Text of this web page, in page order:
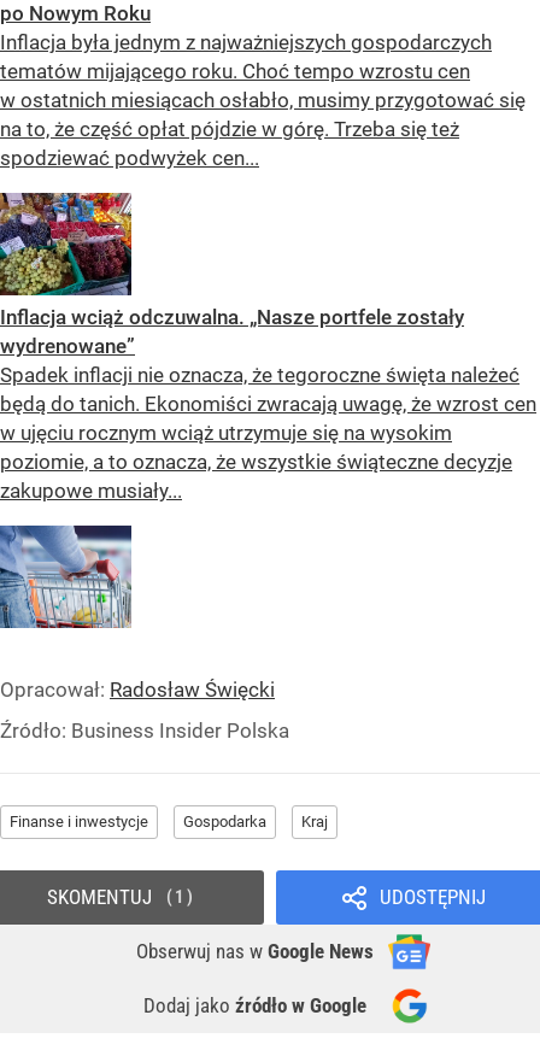
po Nowym Roku
Inflacja była jednym z najważniejszych gospodarczych
tematów mijającego roku. Choć tempo wzrostu cen
w ostatnich miesiącach osłabło, musimy przygotować się
na to, że część opłat pójdzie w górę. Trzeba się też
spodziewać podwyżek cen...
Inflacja wciąż odczuwalna. „Nasze portfele zostały
wydrenowane”
Spadek inflacji nie oznacza, że tegoroczne święta należeć
będą do tanich. Ekonomiści zwracają uwagę, że wzrost cen
w ujęciu rocznym wciąż utrzymuje się na wysokim
poziomie, a to oznacza, że wszystkie świąteczne decyzje
zakupowe musiały...
Opracował: Radosław Święcki
Źródło: Business Insider Polska
Finanse i inwestycje Gospodarka Kraj
UDOSTĘPNIJ
Obserwuj nas w Google News
Dodaj jako źródło w Google
SKOMENTUJ 1